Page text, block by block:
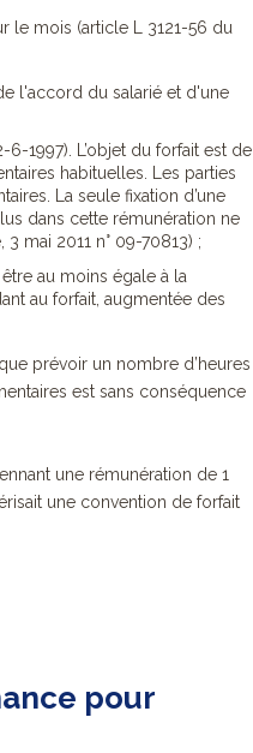
le mois (article L 3121-56 du
l'accord du salarié et d'une
6-1997). L’objet du forfait est de
habituelles. Les parties
La seule fixation d’une
dans cette rémunération ne
mai 2011 n° 09-70813) ;
au moins égale à la
au forfait, augmentée des
prévoir un nombre d’heures
est sans conséquence
une rémunération de 1
une convention de forfait
pour